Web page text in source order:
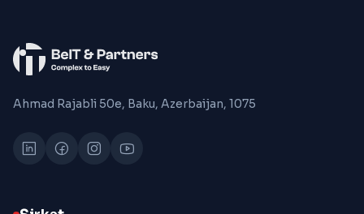
Ahmad Rajabli 50e, Baku, Azerbaijan, 1075